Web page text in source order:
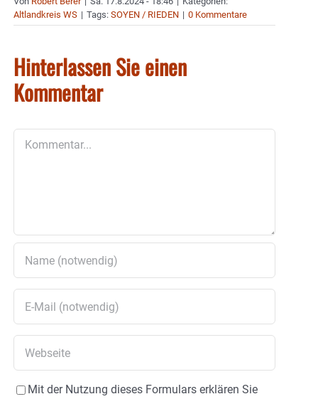
Altlandkreis WS | Tags: SOYEN / RIEDEN | 0 Kommentare
Hinterlassen Sie einen
Kommentar
Mit der Nutzung dieses Formulars erklären Sie